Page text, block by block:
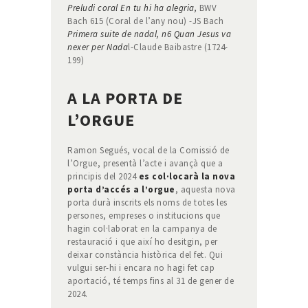
Preludi coral En tu hi ha alegria, BWV
Bach 615 (Coral de l’any nou) -JS Bach
Primera suite de nadal, n6 Quan Jesus va
nexer per Nadal-Claude Baibastre (1724-
199)
A LA PORTA DE
L’ORGUE
Ramon Segués, vocal de la Comissió de
l’Orgue, presentà l’acte i avançà que a
principis del 2024 es col·locarà la nova
porta d’accés a l’orgue, aquesta nova
porta durà inscrits els noms de totes les
persones, empreses o institucions que
hagin col·laborat en la campanya de
restauració i que així ho desitgin, per
deixar constància històrica del fet. Qui
vulgui ser-hi i encara no hagi fet cap
aportació, té temps fins al 31 de gener de
2024.